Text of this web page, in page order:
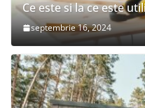
Ce este si la ce este
septembrie 16, 2024